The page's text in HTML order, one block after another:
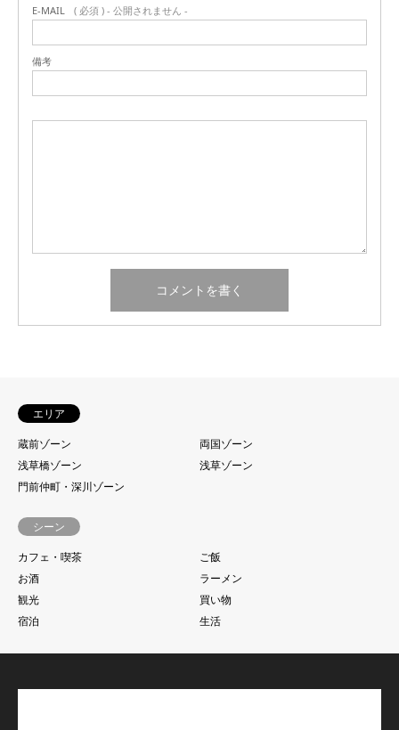
E-MAIL ( 必須 ) - 公開されません -
備考
エリア
蔵前ゾーン
両国ゾーン
浅草橋ゾーン
浅草ゾーン
門前仲町・深川ゾーン
シーン
カフェ・喫茶
ご飯
お酒
ラーメン
観光
買い物
宿泊
生活